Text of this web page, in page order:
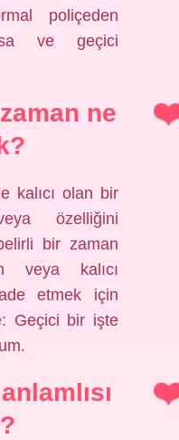
poliçeden
ve geçici
ne
kalıcı olan bir
özelliğini
bir zaman
veya kalıcı
etmek için
Geçici bir işte